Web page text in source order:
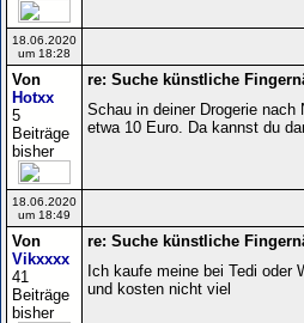
18.06.2020
um 18:28
Von
Hotxx
5
Beiträge
bisher
re: Suche künstliche
Schau in deiner Drogerie nach
etwa 10 Euro. Da kannst du
18.06.2020
um 18:49
Von
Vikxxxx
41
Beiträge
bisher
re: Suche künstliche
Ich kaufe meine bei Tedi oder
und kosten nicht viel